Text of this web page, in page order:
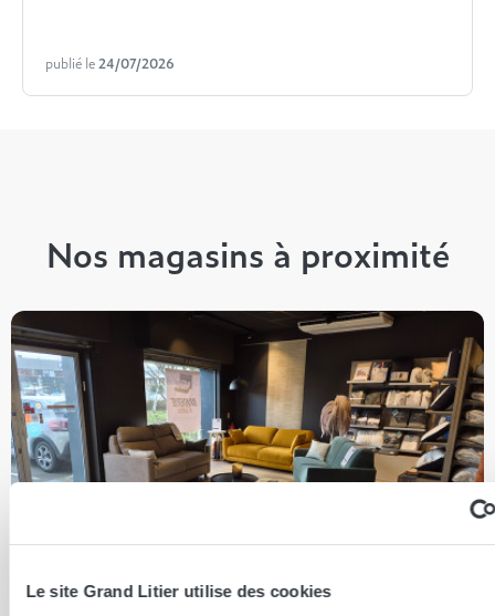
Le site Grand Litier utilise des cookies
publié le24/07/2026
Nos magasins à proximité